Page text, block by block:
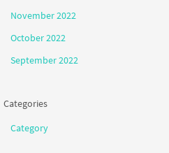
November 2022
October 2022
September 2022
Categories
Category